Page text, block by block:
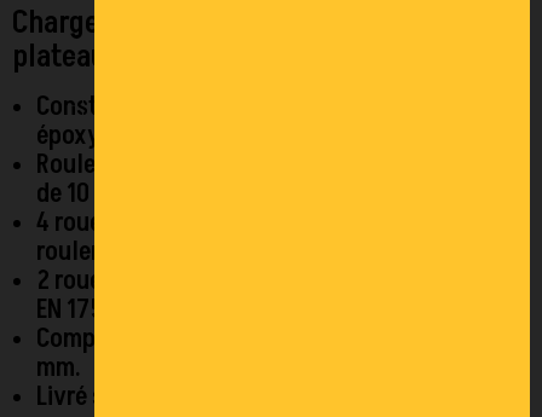
Charge 250 kg, rouleur de bacs avec
plateau en mélaminé avec rebord.
Construction en profilé d'acier, revêtement
époxy bleu RAL 5007.
Rouleur avec plateau en mélaminé avec rebord
de 10 mm.
4 roues pivotantes à bandage TPE, moyeu à
roulement à billes central.
2 roues avec freins conformément à la Norme
EN 1757-3.
Compatible pour bacs plastiques 600 x 400
mm.
Livré sans bacs.